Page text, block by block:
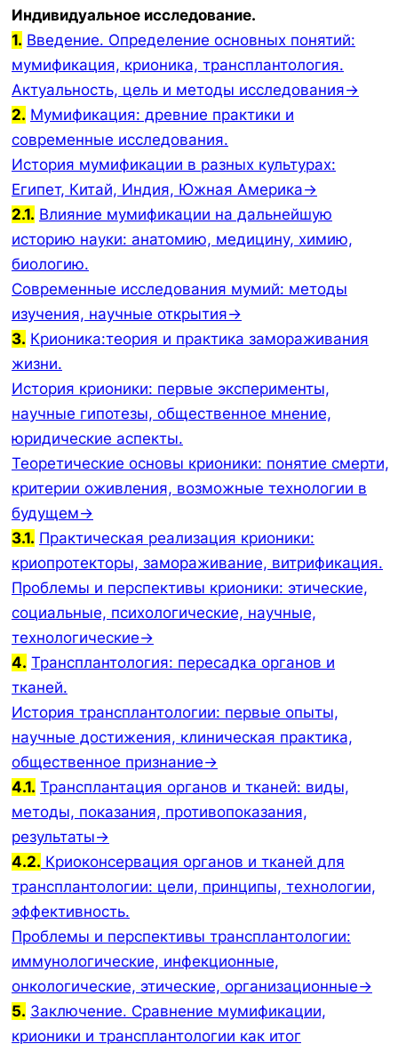
Индивидуальное исследование.
1. Введение. Определение основных понятий:
мумификация, крионика, трансплантология.
Актуальность, цель и методы исследования→
2. Мумификация: древние практики и
современные исследования.
История мумификации в разных культурах:
Египет, Китай, Индия, Южная Америка→
2.1. Влияние мумификации на дальнейшую
историю науки: анатомию, медицину, химию,
биологию.
Современные исследования мумий: методы
изучения, научные открытия→
3. Крионика:теория и практика замораживания
жизни.
История крионики: первые эксперименты,
научные гипотезы, общественное мнение,
юридические аспекты.
Теоретические основы крионики: понятие смерти,
критерии оживления, возможные технологии в
будущем→
3.1. Практическая реализация крионики:
криопротекторы, замораживание, витрификация.
Проблемы и перспективы крионики: этические,
социальные, психологические, научные,
технологические→
4. Трансплантология: пересадка органов и
тканей.
История трансплантологии: первые опыты,
научные достижения, клиническая практика,
общественное признание→
4.1. Трансплантация органов и тканей: виды,
методы, показания, противопоказания,
результаты→
4.2. Криоконсервация органов и тканей для
трансплантологии: цели, принципы, технологии,
эффективность.
Проблемы и перспективы трансплантологии:
иммунологические, инфекционные,
онкологические, этические, организационные→
5. Заключение. Сравнение мумификации,
крионики и трансплантологии как итог